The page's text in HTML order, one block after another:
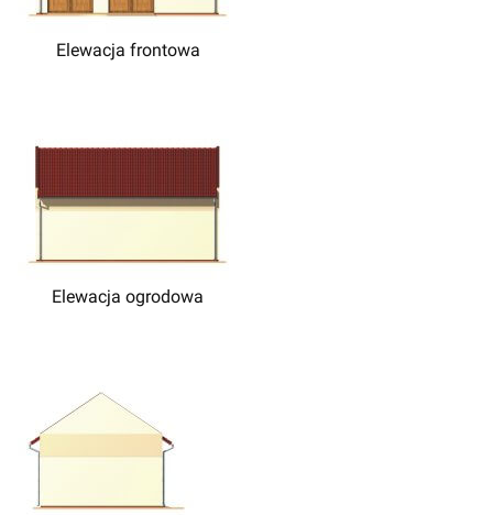
Elewacja frontowa
Elewacja ogrodowa